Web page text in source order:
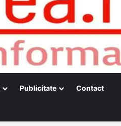
Publicitate Contact